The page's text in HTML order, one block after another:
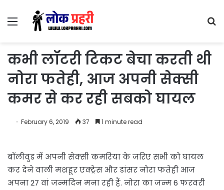
Menu
कभी लॉटरी टिकट बेचा करती थी
नोरा फतेही, आज अपनी सेक्सी
कमर से कर रही सबको घायल
February 6, 2019 37 1 minute read
बॉलीवुड में अपनी सेक्सी कमरिया के जरिए सभी को घायल
कर देने वाली मशहूर एक्ट्रेस और डांसर नोरा फतेही आज
अपना 27 वां जन्मदिन मना रही हैं. नोरा का जन्म 6 फरवरी